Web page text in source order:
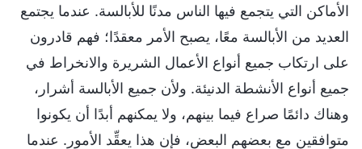
الأماكن التي يتجمع فيها الناس مدنًا للأبالسة. عندما يجتمع
العديد من الأبالسة معًا، يصبح الأمر معقدًا؛ فهم قادرون
على ارتكاب جميع أنواع الأعمال الشريرة والانخراط في
جميع أنواع الأنشطة الدنيئة. ولأن جميع الأبالسة أشرار،
وهناك دائمًا صراع فيما بينهم، ولا يمكنهم أبدًا أن يكونوا
متوافقين مع بعضهم البعض، فإن هذا يعقِّد الأمور. عندما